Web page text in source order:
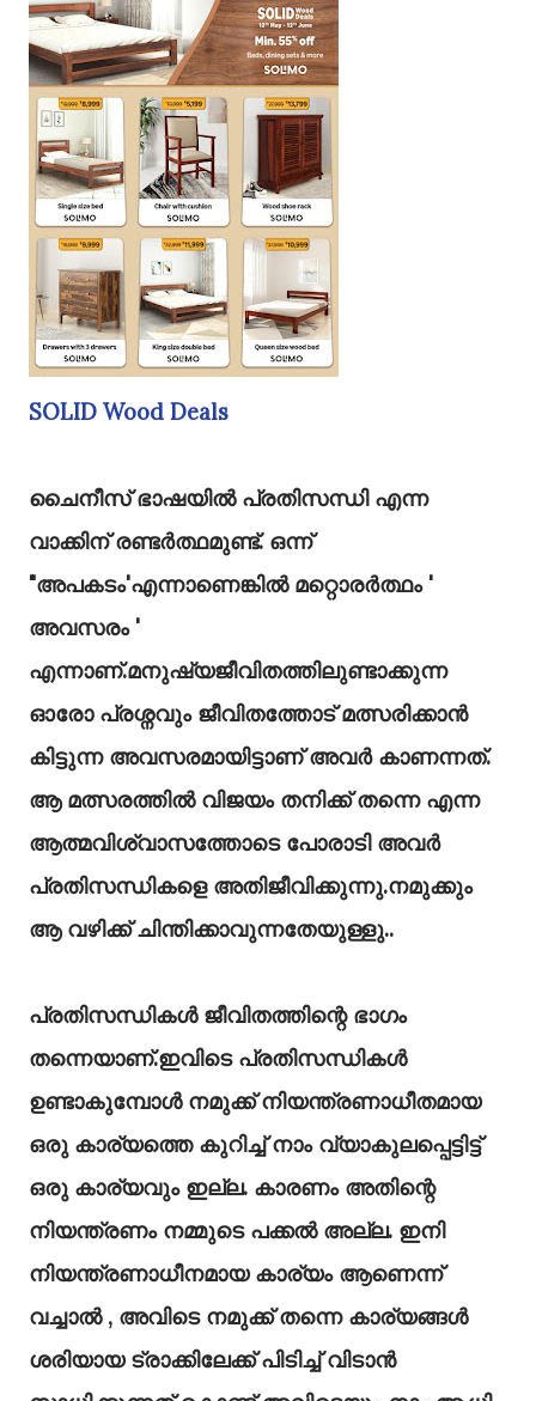
SOLID Wood Deals
ചൈനീസ് ഭാഷയിൽ പ്രതിസന്ധി എന്ന
വാക്കിന് രണ്ടർത്ഥമുണ്ട്. ഒന്ന്
"അപകടം'എന്നാണെങ്കിൽ മറ്റൊരർത്ഥം '
അവസരം '
എന്നാണ്.മനുഷ്യജീവിതത്തിലുണ്ടാക്കുന്ന
ഓരോ പ്രശ്നവും ജീവിതത്തോട് മത്സരിക്കാൻ
കിട്ടുന്ന അവസരമായിട്ടാണ് അവർ കാണന്നത്.
ആ മത്സരത്തിൽ വിജയം തനിക്ക് തന്നെ എന്ന
ആത്മവിശ്വാസത്തോടെ പോരാടി അവർ
പ്രതിസന്ധികളെ അതിജീവിക്കുന്നു.നമുക്കും
ആ വഴിക്ക് ചിന്തിക്കാവുന്നതേയുള്ളു..
പ്രതിസന്ധികൾ ജീവിതത്തിന്റെ ഭാഗം
തന്നെയാണ്‌.ഇവിടെ പ്രതിസന്ധികൾ
ഉണ്ടാകുമ്പോൾ നമുക്ക്‌ നിയന്ത്രണാധീതമായ
ഒരു കാര്യത്തെ കുറിച്ച്‌ നാം വ്യാകുലപ്പെട്ടിട്ട്‌
ഒരു കാര്യവും ഇല്ല. കാരണം അതിന്റെ
നിയന്ത്രണം നമ്മുടെ പക്കൽ അല്ല. ഇനി
നിയന്ത്രണാധീനമായ കാര്യം ആണെന്ന്
വച്ചാൽ , അവിടെ നമുക്ക്‌ തന്നെ കാര്യങ്ങൾ
ശരിയായ ട്രാക്കിലേക്ക്‌ പിടിച്ച്‌ വിടാൻ